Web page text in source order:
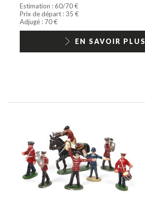
Estimation : 60/70 €
Prix de départ : 35 €
Adjugé : 70 €
EN SAVOIR PLUS